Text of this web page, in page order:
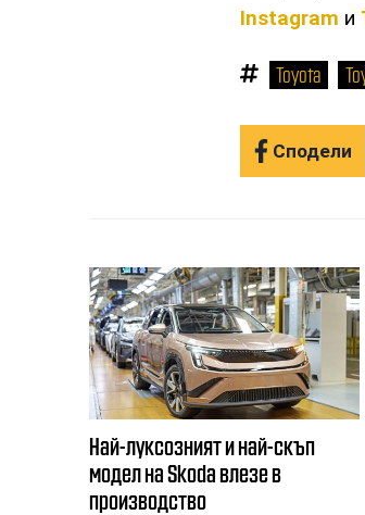
Instagram и
Toyota
Сподели
Най-луксозният и най-скъп
модел на Skoda влезе в
производство